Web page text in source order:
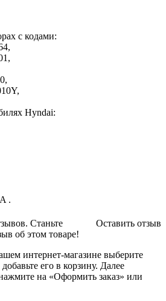
с кодами:
Hyndai:
.
Оставить отзыв
Станьте
об этом товаре!
интернет-магазине выберите
его в корзину. Далее
на «Оформить заказ» или